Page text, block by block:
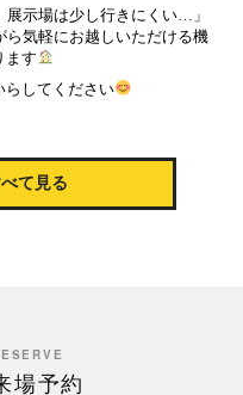
展示場は少し行きにくい…」
ら気軽にお越しいただける機
ます
らしてください
て見る
場予約